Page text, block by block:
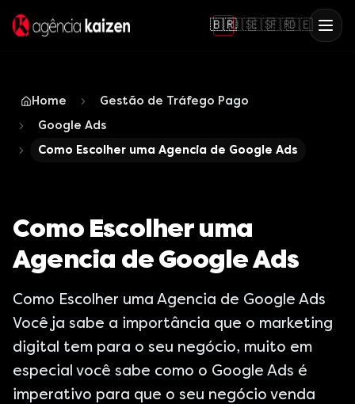
🇧🇷🇺🇸🇪🇸🇫🇷🇩🇪
Home
Gestão de Tráfego Pago
Google Ads
Como Escolher uma Agencia de Google Ads
Como Escolher uma
Agencia de Google Ads
Como Escolher uma Agencia de Google Ads
Você ja sabe a importância que o marketing
digital tem para o seu negócio, muito em
especial você sabe como o Google Ads é
imperativo para que o seu negócio venda